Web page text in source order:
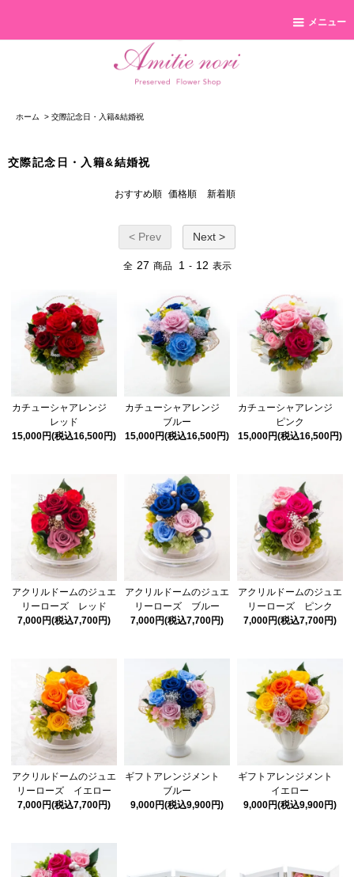
メニュー
ホーム > 交際記念日・入籍&結婚祝
交際記念日・入籍&結婚祝
おすすめ順 価格順 新着順
< Prev Next >
全 27 商品 1 - 12 表示
カチューシャアレンジ
レッド
15,000円(税込16,500円)
カチューシャアレンジ
ブルー
15,000円(税込16,500円)
カチューシャアレンジ
ピンク
15,000円(税込16,500円)
アクリルドームのジュエ
リーローズ レッド
7,000円(税込7,700円)
アクリルドームのジュエ
リーローズ ブルー
7,000円(税込7,700円)
アクリルドームのジュエ
リーローズ ピンク
7,000円(税込7,700円)
アクリルドームのジュエ
リーローズ イエロー
7,000円(税込7,700円)
ギフトアレンジメント
ブルー
9,000円(税込9,900円)
ギフトアレンジメント
イエロー
9,000円(税込9,900円)